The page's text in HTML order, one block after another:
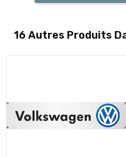
16 Autres Produits